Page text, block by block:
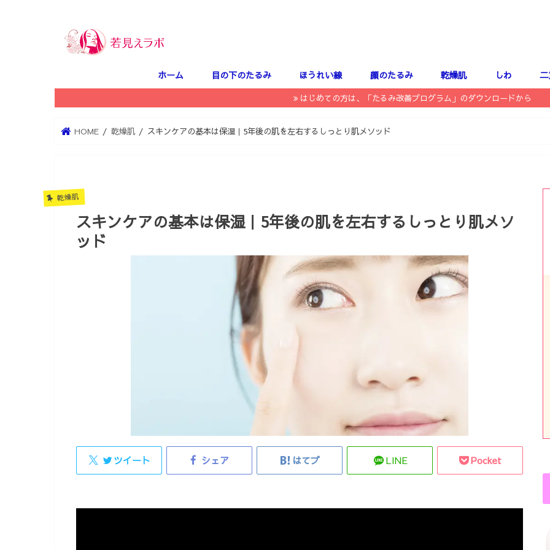
ホーム 目の下のたるみ ほうれい線 顔のたるみ 乾燥肌 しわ
はじめての方は、「たるみ改善プログラム」のダウンロードから
HOME 乾燥肌 スキンケアの基本は保湿｜5年後の肌を左右するしっとり肌メソッド
乾燥肌
スキンケアの基本は保湿｜5年後の肌を左右するしっとり肌メソ
ッド
ツイート シェア はてブ LINE Pocket